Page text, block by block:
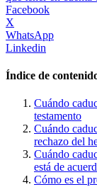
Facebook
X
WhatsApp
Linkedin
Índice de
Cuándo
testamento
Cuándo
rechazo del
Cuándo
está de
Cómo es el